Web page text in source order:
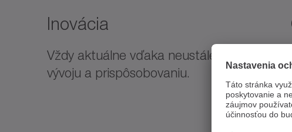
Inovácia
Vždy aktuálne vďaka neustálemu
vývoju a prispôsobovaniu.